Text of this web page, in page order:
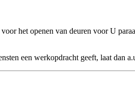
het openen van deuren voor U
een werkopdracht geeft, laat dan